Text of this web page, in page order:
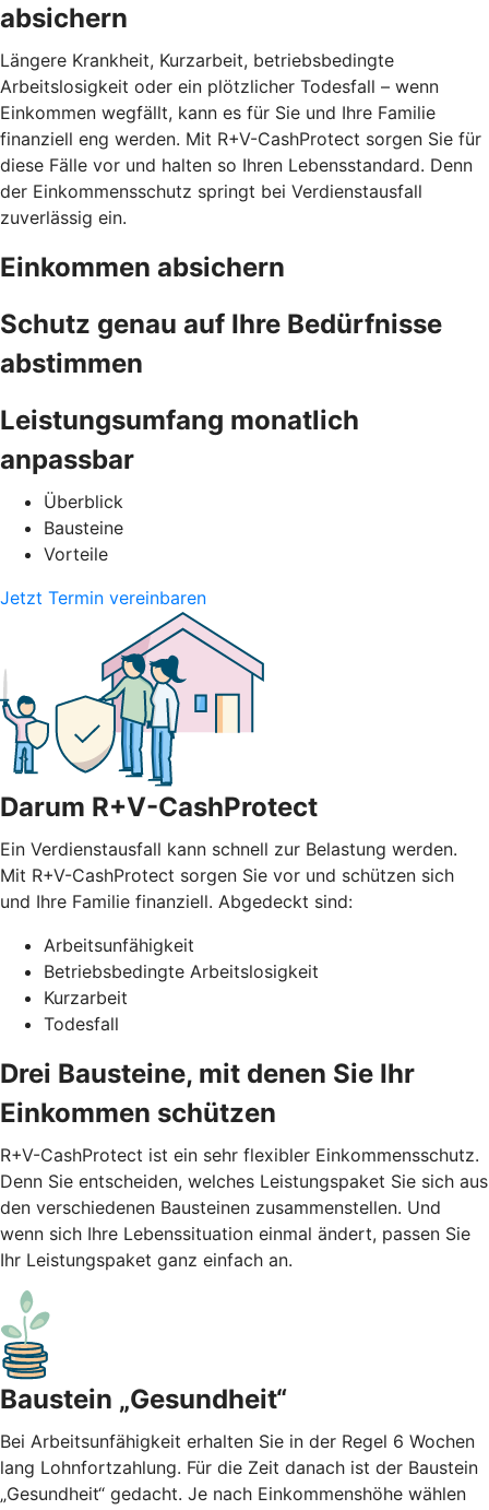
absichern
Längere Krankheit, Kurzarbeit, betriebsbedingte
Arbeitslosigkeit oder ein plötzlicher Todesfall – wenn
Einkommen wegfällt, kann es für Sie und Ihre Familie
finanziell eng werden. Mit R+V-CashProtect sorgen Sie für
diese Fälle vor und halten so Ihren Lebensstandard. Denn
der Einkommensschutz springt bei Verdienstausfall
zuverlässig ein.
Einkommen absichern
Schutz genau auf Ihre Bedürfnisse
abstimmen
Leistungsumfang monatlich
anpassbar
Überblick
Bausteine
Vorteile
Jetzt Termin vereinbaren
Darum R+V-CashProtect
Ein Verdienstausfall kann schnell zur Belastung werden.
Mit R+V-CashProtect sorgen Sie vor und schützen sich
und Ihre Familie finanziell. Abgedeckt sind:
Arbeitsunfähigkeit
Betriebsbedingte Arbeitslosigkeit
Kurzarbeit
Todesfall
Drei Bausteine, mit denen Sie Ihr
Einkommen schützen
R+V-CashProtect ist ein sehr flexibler Einkommensschutz.
Denn Sie entscheiden, welches Leistungspaket Sie sich aus
den verschiedenen Bausteinen zusammenstellen. Und
wenn sich Ihre Lebenssituation einmal ändert, passen Sie
Ihr Leistungspaket ganz einfach an.
Baustein „Gesundheit“
Bei Arbeitsunfähigkeit erhalten Sie in der Regel 6 Wochen
lang Lohnfortzahlung. Für die Zeit danach ist der Baustein
„Gesundheit“ gedacht. Je nach Einkommenshöhe wählen